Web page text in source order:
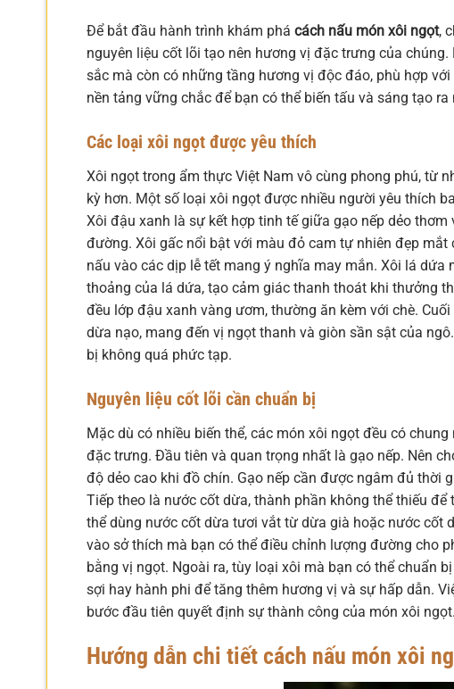
Để bắt đầu hành trình khám phá cách nấu món xôi ngọt,
nguyên liệu cốt lõi tạo nên hương vị đặc trưng của
sắc mà còn có những tầng hương vị độc đáo, phù hợp
nền tảng vững chắc để bạn có thể biến tấu và sáng tạo
Các loại xôi ngọt được yêu thích
Xôi ngọt trong ẩm thực Việt Nam vô cùng phong phú, từ
kỳ hơn. Một số loại xôi ngọt được nhiều người yêu thích
Xôi đậu xanh là sự kết hợp tinh tế giữa gạo nếp dẻo
đường. Xôi gấc nổi bật với màu đỏ cam tự nhiên đẹp
nấu vào các dịp lễ tết mang ý nghĩa may mắn. Xôi lá
thoảng của lá dứa, tạo cảm giác thanh thoát khi thưởng
đều lớp đậu xanh vàng ươm, thường ăn kèm với chè.
dừa nạo, mang đến vị ngọt thanh và giòn sần sật của
bị không quá phức tạp.
Nguyên liệu cốt lõi cần chuẩn bị
Mặc dù có nhiều biến thể, các món xôi ngọt đều có
đặc trưng. Đầu tiên và quan trọng nhất là gạo nếp. Nên
độ dẻo cao khi đồ chín. Gạo nếp cần được ngâm đủ thời
Tiếp theo là nước cốt dừa, thành phần không thể thiếu
thể dùng nước cốt dừa tươi vắt từ dừa già hoặc nước cốt
vào sở thích mà bạn có thể điều chỉnh lượng đường cho
bằng vị ngọt. Ngoài ra, tùy loại xôi mà bạn có thể chuẩn
sợi hay hành phi để tăng thêm hương vị và sự hấp dẫn.
bước đầu tiên quyết định sự thành công của món xôi ngọt.
Hướng dẫn chi tiết cách nấu món xôi